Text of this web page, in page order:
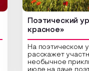
Поэтический
красное»
На поэтическом
расскажет
необычное